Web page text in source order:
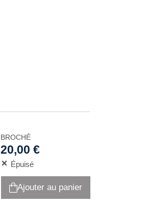
BROCHÉ
20,00 €
Épuisé
Ajouter au panier